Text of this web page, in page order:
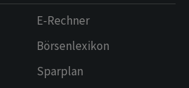
E-Rechner
Börsenlexikon
Sparplan